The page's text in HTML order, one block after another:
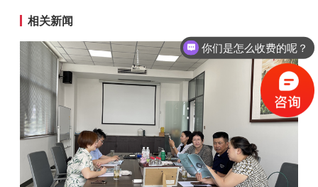
相关新闻
你们是怎么收费的呢？